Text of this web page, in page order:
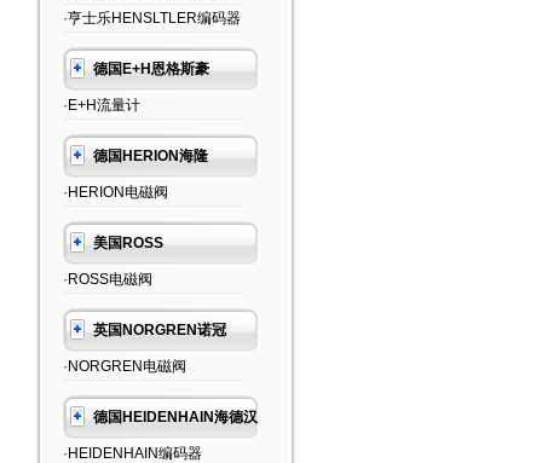
·亨士乐HENSLTLER编码器
德国E+H恩格斯豪
·E+H流量计
德国HERION海隆
·HERION电磁阀
美国ROSS
·ROSS电磁阀
英国NORGREN诺冠
·NORGREN电磁阀
德国HEIDENHAIN海德汉
·HEIDENHAIN编码器